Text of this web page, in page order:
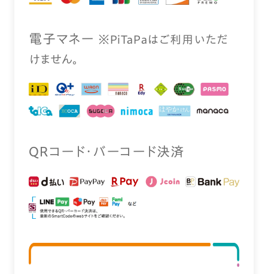
電⼦マネー ※PiTaPaはご利⽤いただ
けません。
QRコード・バーコード決済